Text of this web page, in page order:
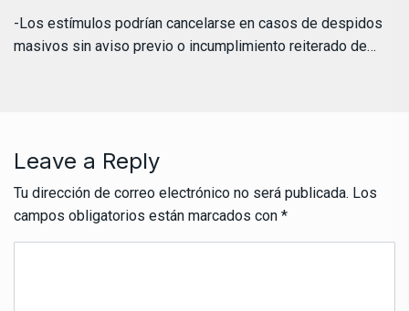
-Los estímulos podrían cancelarse en casos de despidos
masivos sin aviso previo o incumplimiento reiterado de…
Leave a Reply
Tu dirección de correo electrónico no será publicada. Los
campos obligatorios están marcados con *